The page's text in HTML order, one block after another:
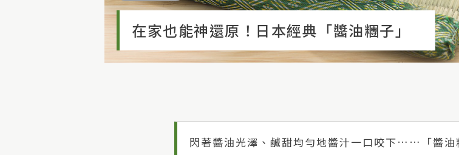
在家也能神還原！日本經典「醬油糰子」
閃著醬油光澤、鹹甜均勻地醬汁一口咬下……「醬油